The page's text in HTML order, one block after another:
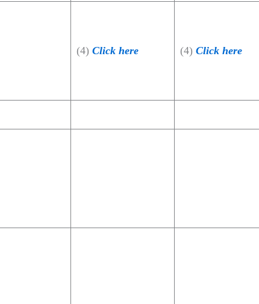
(4) Click here (4) Click here